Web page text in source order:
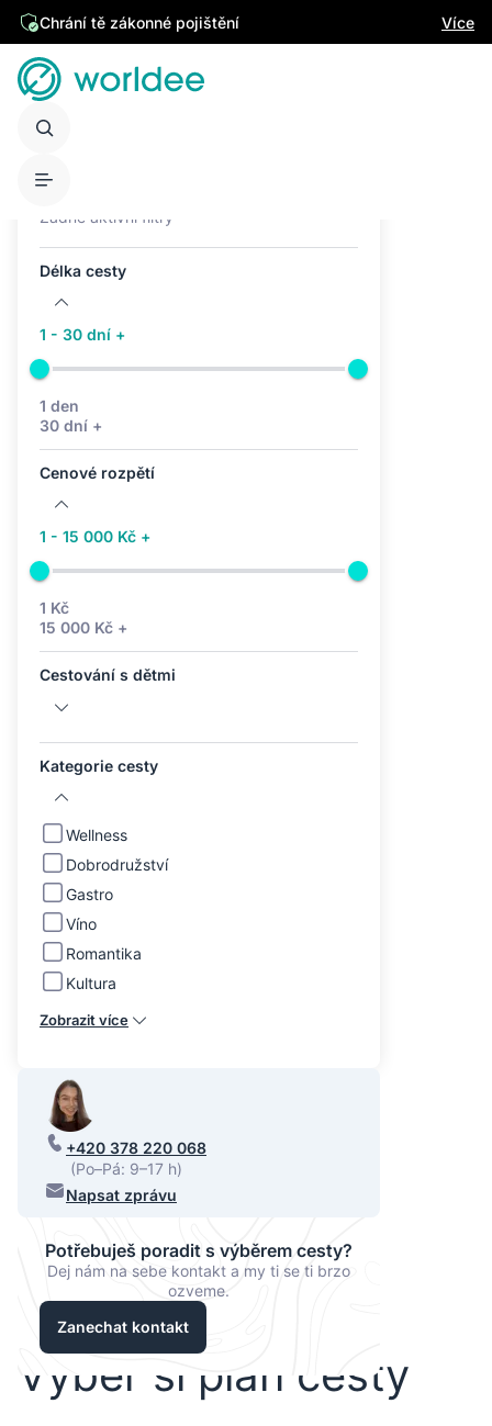
Chrání tě zákonné pojištění Více
Žádné aktivní filtry
Délka cesty
1 - 30 dní +
1 den
30 dní +
Cenové rozpětí
1 - 15 000 Kč +
1 Kč
15 000 Kč +
Cestování s dětmi
Kategorie cesty
Wellness
Dobrodružství
Gastro
Víno
Romantika
Kultura
Zobrazit více
+420 378 220 068
(Po–Pá: 9–17 h)
Napsat zprávu
Potřebuješ poradit s výběrem cesty?
Dej nám na sebe kontakt a my ti se ti brzo
ozveme.
Zanechat kontakt
Vyber si plán cesty